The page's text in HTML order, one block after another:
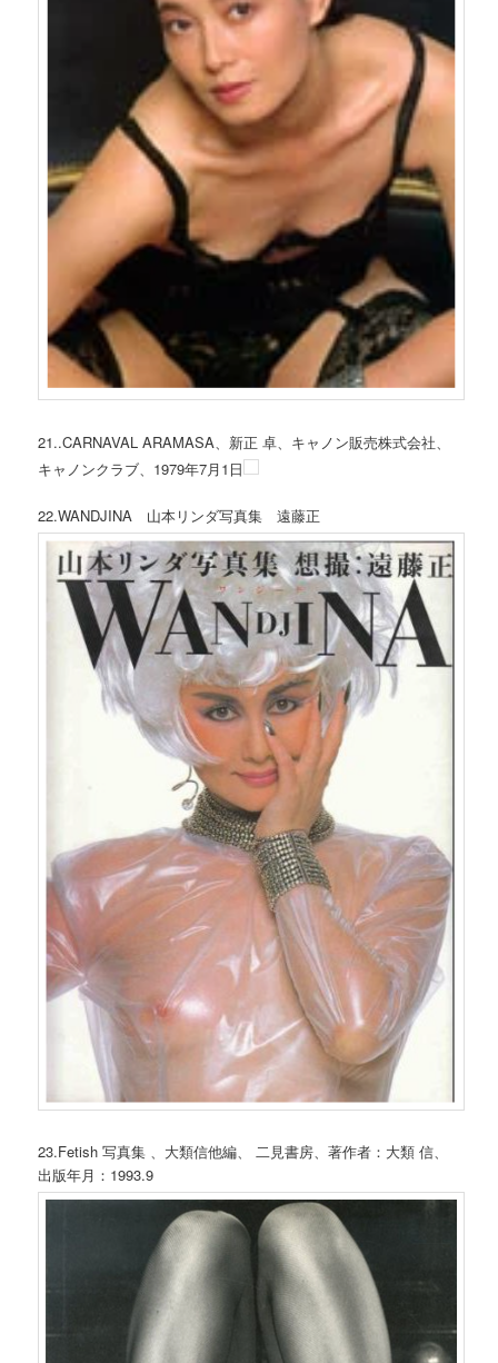
21..CARNAVAL ARAMASA、新正 卓、キャノン販売株式会社、
キャノンクラブ、1979年7月1日
22.WANDJINA 山本リンダ写真集 遠藤正
23.Fetish 写真集 、大類信他編、 二見書房、著作者：大類 信、
出版年月：1993.9